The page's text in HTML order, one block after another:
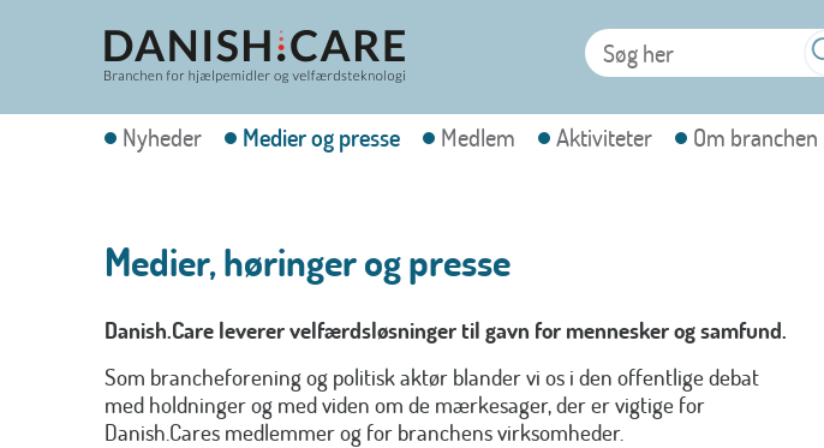
Nyheder Medier og presse Medlem Aktiviteter Om branchen
Medier, høringer og presse
Danish.Care leverer velfærdsløsninger til gavn for mennesker og samfund.
Som brancheforening og politisk aktør blander vi os i den offentlige debat
med holdninger og med viden om de mærkesager, der er vigtige for
Danish.Cares medlemmer og for branchens virksomheder.